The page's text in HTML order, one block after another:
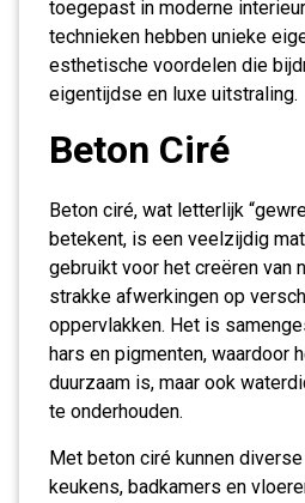
toegepast in moderne
technieken hebben unieke
esthetische voordelen die
eigentijdse en luxe uitstraling.
Beton Ciré
Beton ciré, wat letterlijk
betekent, is een veelzijdig
gebruikt voor het creëren van
strakke afwerkingen op
oppervlakken. Het is
hars en pigmenten, waardoor
duurzaam is, maar ook
te onderhouden.
Met beton ciré kunnen
keukens, badkamers en